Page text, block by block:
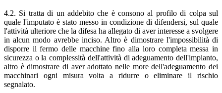
4.2. Si tratta di un addebito che è consono al profilo di colpa sul
quale l'imputato è stato messo in condizione di difendersi, sul quale
l'attività ulteriore che la difesa ha allegato di aver interesse a svolgere
in alcun modo avrebbe inciso. Altro è dimostrare l'impossibilità di
disporre il fermo delle macchine fino alla loro completa messa in
sicurezza o la complessità dell'attività di adeguamento dell'impianto,
altro è dimostrare di aver adottato nelle more dell'adeguamento dei
macchinari ogni misura volta a ridurre o eliminare il rischio
segnalato.